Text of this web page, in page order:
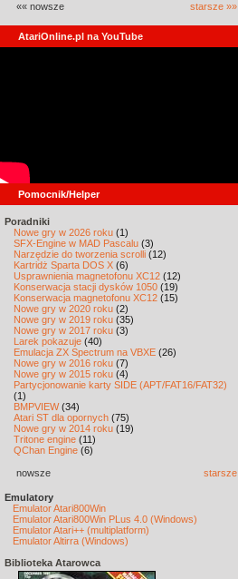
«« nowsze starsze »»
AtariOnline.pl na YouTube
Pomocnik/Helper
Poradniki
Nowe gry w 2026 roku (1)
SFX-Engine w MAD Pascalu (3)
Narzędzie do tworzenia scrolli (12)
Kartridż Sparta DOS X (6)
Usprawnienia magnetofonu XC12 (12)
Konserwacja stacji dysków 1050 (19)
Konserwacja magnetofonu XC12 (15)
Nowe gry w 2020 roku (2)
Nowe gry w 2019 roku (35)
Nowe gry w 2017 roku (3)
Larek pokazuje (40)
Emulacja ZX Spectrum na VBXE (26)
Nowe gry w 2016 roku (7)
Nowe gry w 2015 roku (4)
Partycjonowanie karty SIDE (APT/FAT16/FAT32)
(1)
BMPVIEW(34)
Atari ST dla opornych (75)
Nowe gry w 2014 roku (19)
Tritone engine (11)
QChan Engine (6)
nowsze starsze
Emulatory
Emulator Atari800Win
Emulator Atari800Win PLus 4.0 (Windows)
Emulator Atari++ (multiplatform)
Emulator Altirra (Windows)
Biblioteka Atarowca